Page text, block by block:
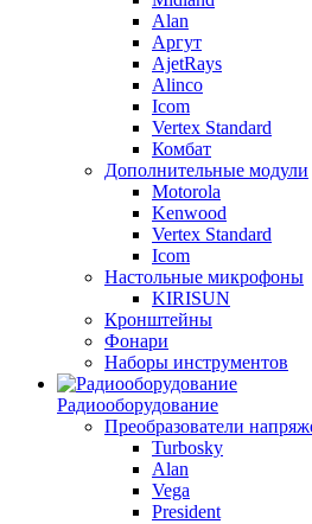
Alan
Аргут
AjetRays
Alinco
Icom
Vertex Standard
Комбат
Дополнительные модули
Motorola
Kenwood
Vertex Standard
Icom
Настольные микрофоны
KIRISUN
Кронштейны
Фонари
Наборы инструментов
Радиооборудование
Преобразователи
Turbosky
Alan
Vega
President